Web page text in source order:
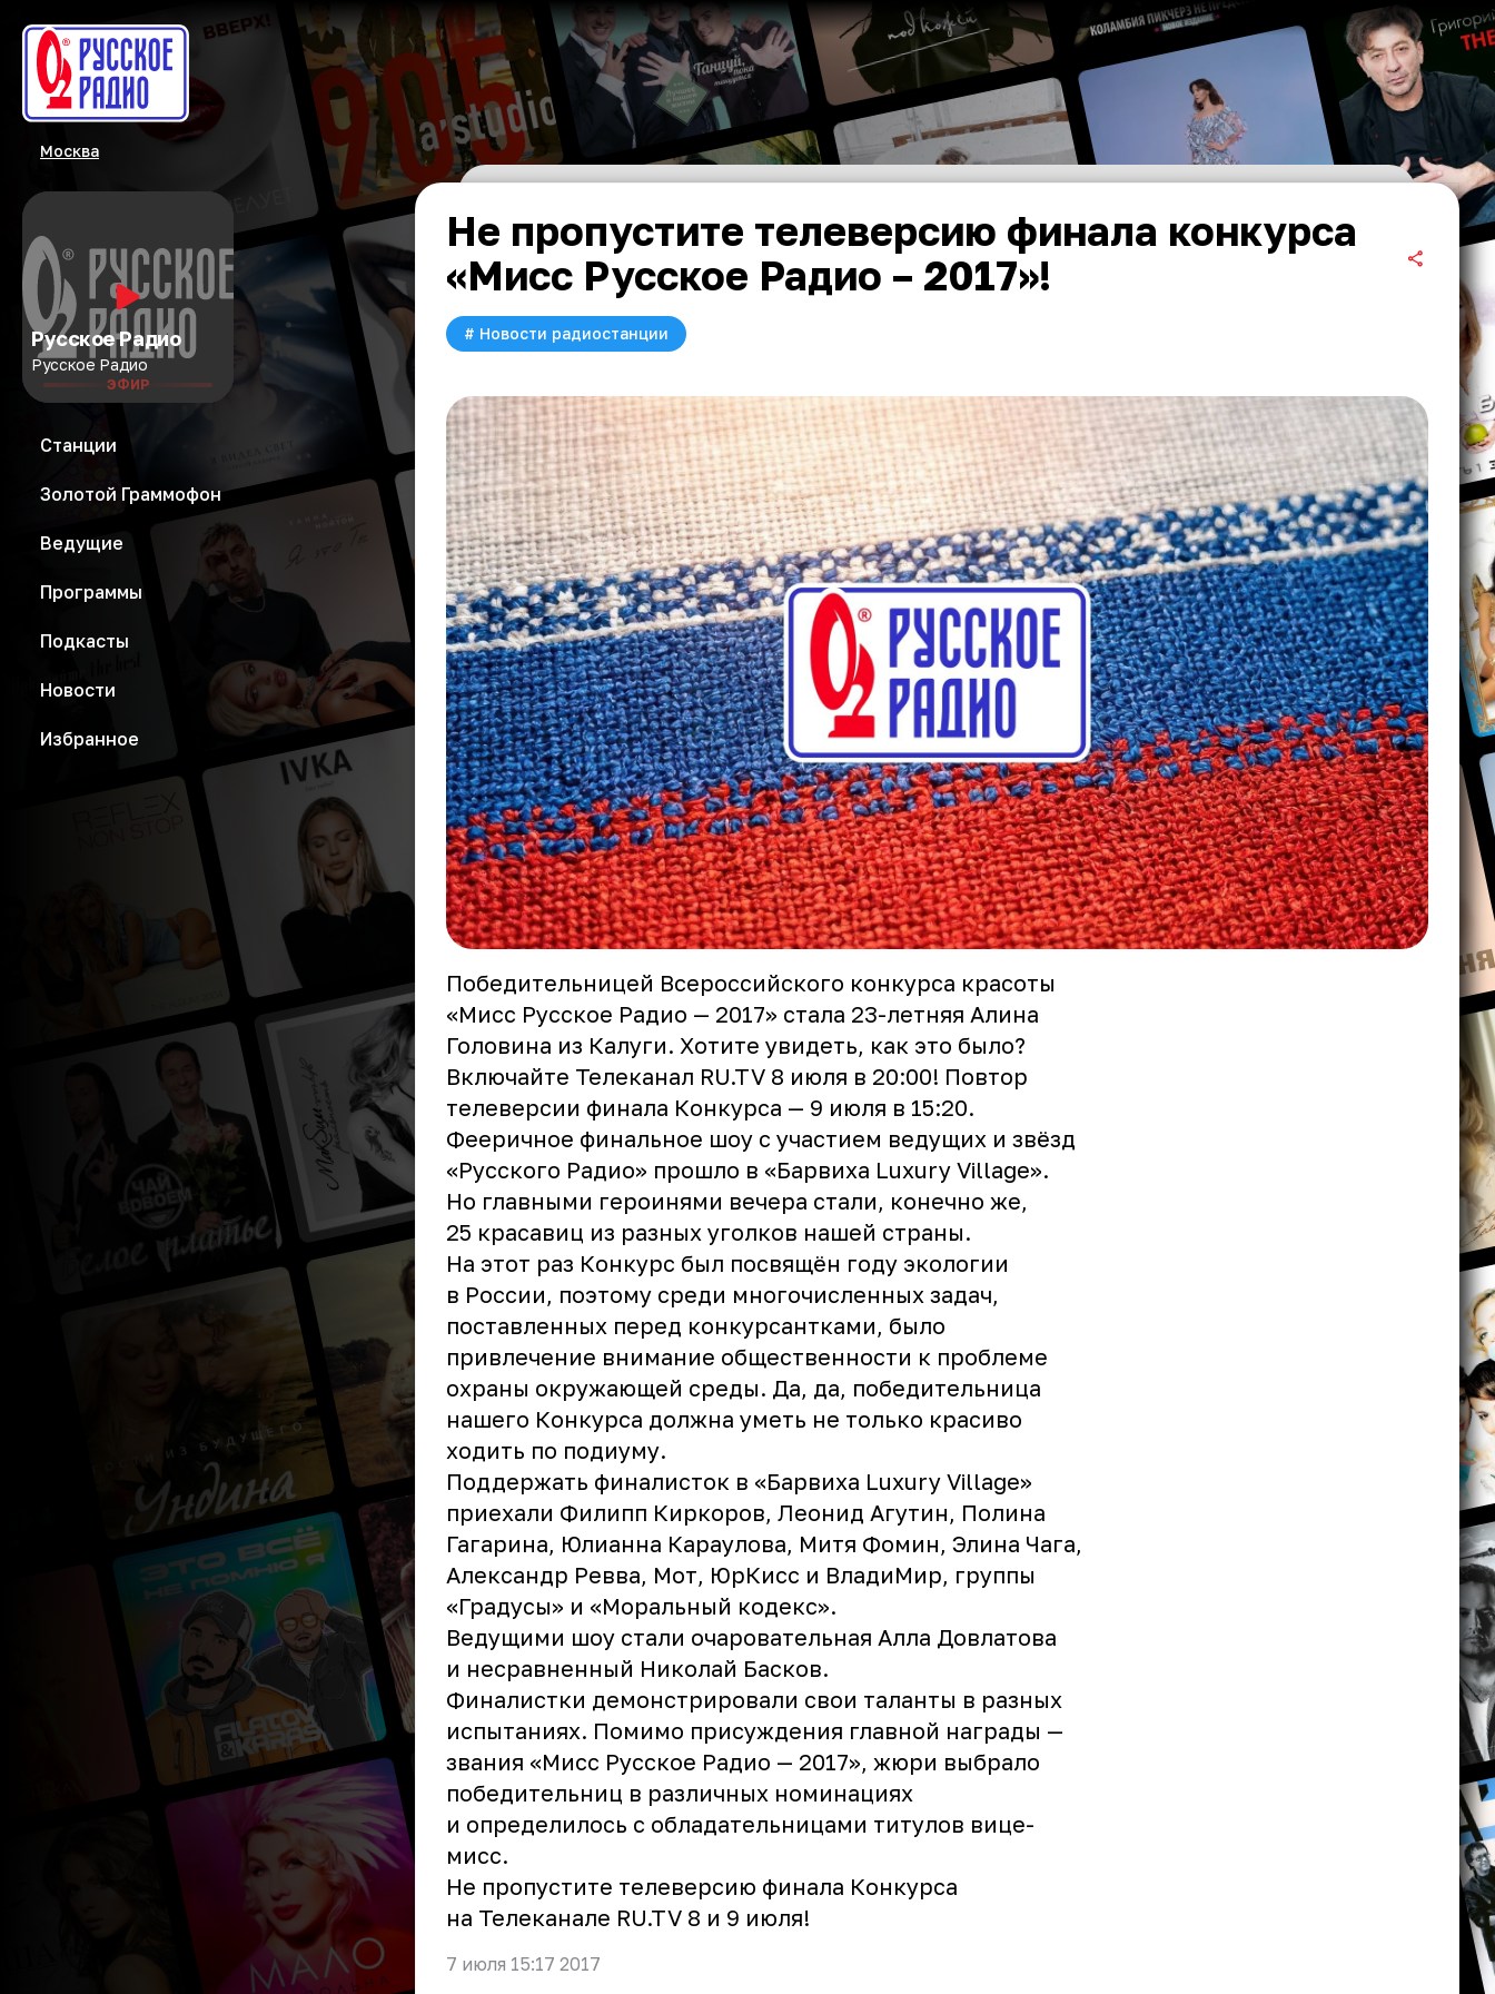
Москва
Русское Радио
Русское Радио
ЭФИР
Станции
Золотой Граммофон
Ведущие
Программы
Подкасты
Новости
Избранное
Не пропустите телеверсию финала конкурса
«Мисс Русское Радио – 2017»!
# Новости радиостанции
Победительницей Всероссийского конкурса красоты
«Мисс Русское Радио — 2017» стала 23-летняя Алина
Головина из Калуги. Хотите увидеть, как это было?
Включайте Телеканал RU.TV 8 июля в 20:00! Повтор
телеверсии финала Конкурса — 9 июля в 15:20.
Фееричное финальное шоу с участием ведущих и звёзд
«Русского Радио» прошло в «Барвиха Luxury Village».
Но главными героинями вечера стали, конечно же,
25 красавиц из разных уголков нашей страны.
На этот раз Конкурс был посвящён году экологии
в России, поэтому среди многочисленных задач,
поставленных перед конкурсантками, было
привлечение внимание общественности к проблеме
охраны окружающей среды. Да, да, победительница
нашего Конкурса должна уметь не только красиво
ходить по подиуму.
Поддержать финалисток в «Барвиха Luxury Village»
приехали Филипп Киркоров, Леонид Агутин, Полина
Гагарина, Юлианна Караулова, Митя Фомин, Элина Чага,
Александр Ревва, Мот, ЮрКисс и ВладиМир, группы
«Градусы» и «Моральный кодекс».
Ведущими шоу стали очаровательная Алла Довлатова
и несравненный Николай Басков.
Финалистки демонстрировали свои таланты в разных
испытаниях. Помимо присуждения главной награды —
звания «Мисс Русское Радио — 2017», жюри выбрало
победительниц в различных номинациях
и определилось с обладательницами титулов вице-
мисс.
Не пропустите телеверсию финала Конкурса
на Телеканале RU.TV 8 и 9 июля!
7 июля 15:17 2017